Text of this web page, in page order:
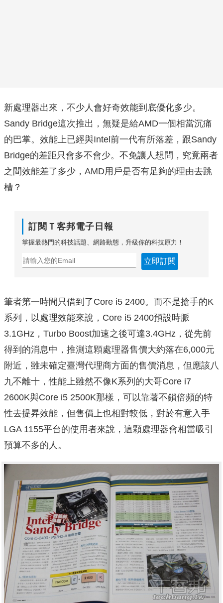
新處理器出來，不少人會好奇效能到底優化多少。
Sandy Bridge這次推出，無疑是給AMD一個相當沉痛
的巴掌。效能上已經與Intel前一代有所落差，跟Sandy
Bridge的差距只會多不會少。不免讓人想問，究竟兩者
之間效能差了多少，AMD用戶是否有足夠的理由去跳
槽？
訂閱Ｔ客邦電子日報
掌握最熱門的科技話題、網路動態，升級你的科技原力！
立即訂閱
筆者第一時間只借到了Core i5 2400。而不是搶手的K
系列，以處理效能來說，Core i5 2400預設時脈
3.1GHz，Turbo Boost加速之後可達3.4GHz，從先前
得到的消息中，推測這顆處理器售價大約落在6,000元
附近，雖未確定臺灣代理商方面的售價消息，但應該八
九不離十，性能上雖然不像K系列的大哥Core i7
2600K與Core i5 2500K那樣，可以靠著不鎖倍頻的特
性去提昇效能，但售價上也相對較低，對於有意入手
LGA 1155平台的使用者來說，這顆處理器會相當吸引
預算不多的人。